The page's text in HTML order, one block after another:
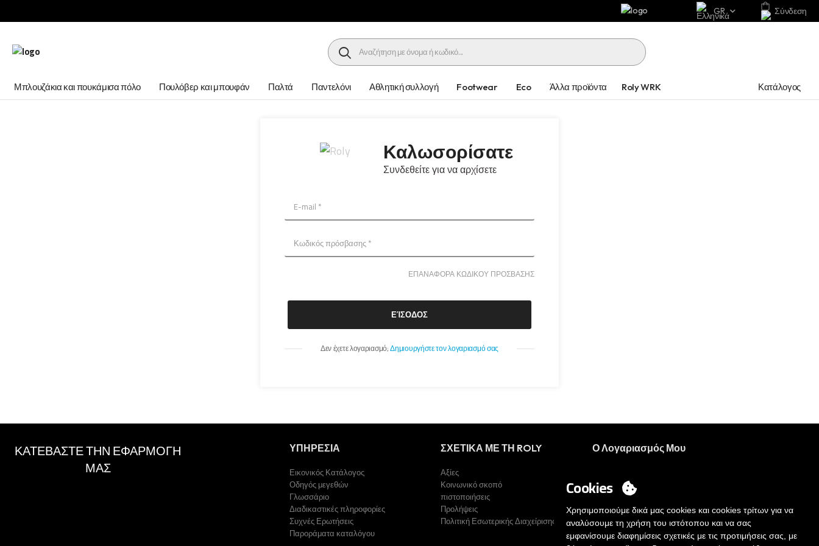
GR Σύνδεση
HEADER SEARCH BUTTON
Μπλουζάκια και πουκάμισα πόλο Πουλόβερ και μπουφάν Παλτά Παντελόνι Αθλητική συλλογή Footwear Eco Άλλα προϊόντα Roly WRK Κατάλογος
Καλωσορίσατε
Συνδεθείτε για να αρχίσετε
ΕΠΑΝΑΦΟΡΑ ΚΩΔΙΚΟΥ ΠΡΟΣΒΑΣΗΣ
ΕΊΣΟΔΟΣ
Δεν έχετε λογαριασμό;Δημιουργήστε τον λογαριασμό σας
ΚΑΤΕΒΑΣΤΕ ΤΗΝ ΕΦΑΡΜΟΓΗ
ΜΑΣ
ΥΠΗΡΕΣΙΑ
Εικονικός Κατάλογος
Οδηγός μεγεθών
Γλωσσάριο
Διαδικαστικές πληροφορίες
Συχνές Ερωτήσεις
Παροράματα καταλόγου
ΣΧΕΤΙΚΑ ΜΕ ΤΗ ROLY
Αξίες
Κοινωνικό σκοπό
πιστοποιήσεις
Προλήψεις
Πολιτική Εσωτερικής Διαχείρισης
Ο Λογαριασμός Μου
Θέλετε να γίνετε πελάτης;
Στειλτε μας μηνυμα
Cookies
Χρησιμοποιούμε δικά μας cookies και cookies τρίτων για να
αναλύσουμε τη χρήση του ιστότοπου και να σας
εμφανίσουμε διαφημίσεις σχετικές με τις προτιμήσεις σας, με